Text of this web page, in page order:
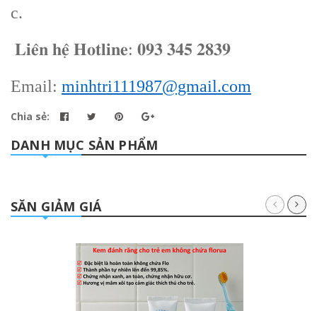
c.
𝐋𝐢𝐞̂𝐧 𝐡𝐞̣̂ 𝐇𝐨𝐭𝐥𝐢𝐧𝐞: 𝟎𝟗𝟑 𝟑𝟒𝟓 𝟐𝟖𝟑𝟗
Email: minhtri111987@gmail.com
Chia sẻ:
DANH MỤC SẢN PHẨM
SĂN GIẢM GIÁ